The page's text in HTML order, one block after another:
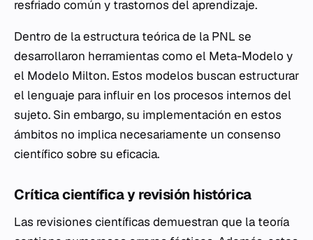
resfriado común y trastornos del aprendizaje.
Dentro de la estructura teórica de la PNL se
desarrollaron herramientas como el Meta-Modelo y
el Modelo Milton. Estos modelos buscan estructurar
el lenguaje para influir en los procesos internos del
sujeto. Sin embargo, su implementación en estos
ámbitos no implica necesariamente un consenso
científico sobre su eficacia.
Crítica científica y revisión histórica
Las revisiones científicas demuestran que la teoría